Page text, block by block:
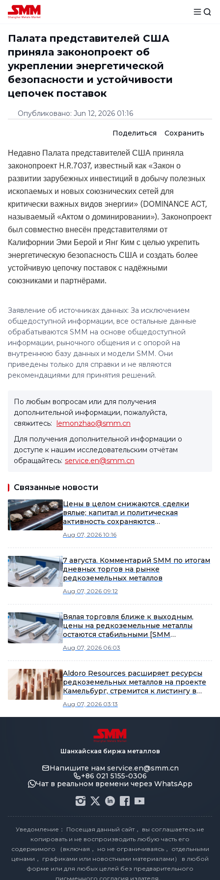
Палата представителей США
приняла законопроект об
укреплении энергетической
безопасности и устойчивости
цепочек поставок
Опубликовано: Jun 12, 2026 01:16
Поделиться Сохранить
Недавно Палата представителей США приняла
законопроект H.R.7037, известный как «Закон о
развитии зарубежных инвестиций в добычу полезных
ископаемых и новых союзнических сетей для
критически важных видов энергии» (DOMINANCE ACT,
называемый «Актом о доминировании»). Законопроект
был совместно внесён представителями от
Калифорнии Эми Берой и Янг Ким с целью укрепить
энергетическую безопасность США и создать более
устойчивую цепочку поставок с надёжными
союзниками и партнёрами.
Заявление об источниках данных: За исключением
общедоступной информации, все остальные данные
обрабатываются SMM на основе общедоступной
информации, рыночного общения и с опорой на
внутреннюю базу данных и модели SMM. Они
приведены только для справки и не являются
рекомендациями для принятия решений.
По любым вопросам или для получения
дополнительной информации, пожалуйста,
свяжитесь: lemonzhao@smm.cn
Для получения дополнительной информации о
доступе к нашим исследовательским отчётам
обращайтесь: service.en@smm.cn
Связанные новости
Цены в целом снижаются, сделки
вялые; капитал и политическая
активность сохраняются
редкоземельных металлов за
пределами Китая от SMM]
Aug 07, 2026 10:16
7 августа. Комментарий SMM по итогам
дневных торгов на рынке
редкоземельных металлов
Aug 07, 2026 09:12
Вялая торговля ближе к выходным,
цены на редкоземельные металлы
остаются стабильными [SMM
редкоземельных металлов]
Aug 07, 2026 06:03
Aldoro Resources расширяет ресурсы
редкоземельных металлов на проекте
Камельбург, стремится к листингу в
Aug 07, 2026 03:13
Шанхайская биржа металлов
Напишите нам service.en@smm.cn
+86 021 5155-0306
Чат в реальном времени через WhatsApp
Уведомление： Посещая данный сайт， вы соглашаетесь не
копировать и не воспроизводить любую часть его
содержимого （включая， но не ограничиваясь， отдельными
ценами， графиками или новостными материалами） в любой
форме или для любых целей без предварительного
письменного согласия издателя。